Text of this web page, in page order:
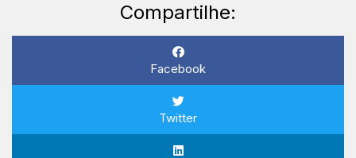
Compartilhe:
Facebook
Twitter